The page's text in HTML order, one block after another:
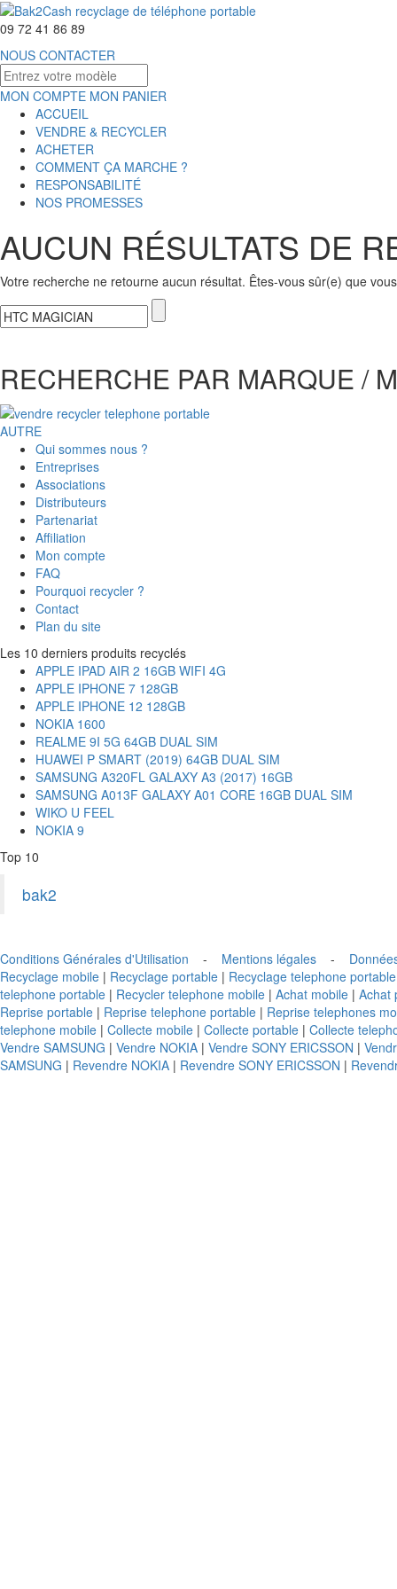
09 72 41 86 89
NOUS CONTACTER
MON COMPTE MON PANIER
ACCUEIL
VENDRE & RECYCLER
ACHETER
COMMENT ÇA MARCHE ?
RESPONSABILITÉ
NOS PROMESSES
AUCUN RÉSULTATS DE
Votre recherche ne retourne aucun résultat. Êtes-vous sûr(e) que
RECHERCHE PAR MARQUE /
AUTRE
Qui sommes nous ?
Entreprises
Associations
Distributeurs
Partenariat
Affiliation
Mon compte
FAQ
Pourquoi recycler ?
Contact
Plan du site
Les 10 derniers produits recyclés
APPLE IPAD AIR 2 16GB WIFI 4G
APPLE IPHONE 7 128GB
APPLE IPHONE 12 128GB
NOKIA 1600
REALME 9I 5G 64GB DUAL SIM
HUAWEI P SMART (2019) 64GB DUAL SIM
SAMSUNG A320FL GALAXY A3 (2017) 16GB
SAMSUNG A013F GALAXY A01 CORE 16GB DUAL SIM
WIKO U FEEL
NOKIA 9
Top 10
bak2
Conditions Générales d'Utilisation - Mentions légales -
Recyclage mobile | Recyclage portable | Recyclage telephone portable
telephone portable | Recycler telephone mobile | Achat mobile | Achat
Reprise portable | Reprise telephone portable | Reprise telephones
telephone mobile | Collecte mobile | Collecte portable | Collecte
Vendre SAMSUNG | Vendre NOKIA | Vendre SONY ERICSSON |
SAMSUNG | Revendre NOKIA | Revendre SONY ERICSSON |